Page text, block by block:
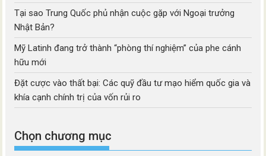
Tại sao Trung Quốc phủ nhận cuộc gặp với Ngoại trưởng
Nhật Bản?
Mỹ Latinh đang trở thành “phòng thí nghiệm” của phe cánh
hữu mới
Đặt cược vào thất bại: Các quỹ đầu tư mạo hiểm quốc gia và
khía cạnh chính trị của vốn rủi ro
Chọn chương mục